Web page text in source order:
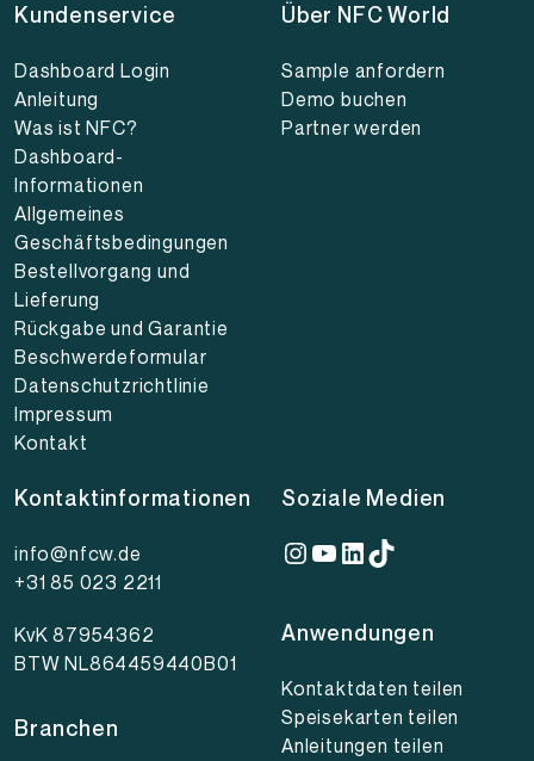
Kundenservice
Dashboard Login
Anleitung
Was ist NFC?
Dashboard-
Informationen
Allgemeines
Geschäftsbedingungen
Bestellvorgang und
Lieferung
Rückgabe und Garantie
Beschwerdeformular
Datenschutzrichtlinie
Impressum
Kontakt
Über NFC World
Sample anfordern
Demo buchen
Partner werden
Kontaktinformationen
info@nfcw.de
+31 85 023 2211
KvK 87954362
BTW NL864459440B01
Branchen
Soziale Medien
Instagram
YouTube
LinkedIn
TikTok
Anwendungen
Kontaktdaten teilen
Speisekarten teilen
Anleitungen teilen